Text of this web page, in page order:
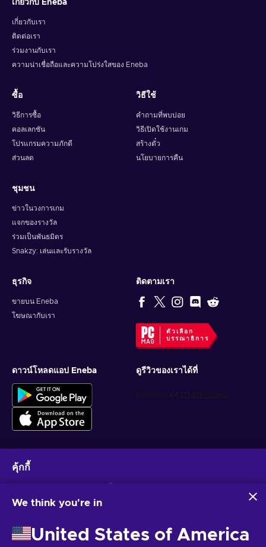
เกี่ยวกับ Eneba
เกี่ยวกับเรา
ติดต่อเรา
ร่วมงานกับเรา
ความน่าเชื่อถือและความโปร่งใสของ Eneba
ซื้อ
วิธีการซื้อ
คอลเลกชัน
โปรแกรมความภักดี
ส่วนลด
วิธีใช้
คำถามที่พบบ่อย
วิธีเปิดใช้งานเกม
สร้างตั๋ว
นโยบายการคืน
ชุมชน
ข่าวในวงการเกม
แจกของรางวัล
ร่วมเป็นพันธมิตร
Snakzy: เล่นและรับรางวัล
ธุรกิจ
ขายบน Eneba
โฆษณากับเรา
ติดตามเรา
ตัวเลือก
บรรณาธิการ
ดาวน์โหลดแอป Eneba ดูรีวิวของเราได้ที่
ข้อมูลเพิ่มเติม
คุ้กกี้
รวบรวมและวิเคราะห์ข้อมูลเกี่ยวกับผู้ใช้เว็บไซต์นี้ เราใช้ข้อมูลนี้เพื่อ
บุคคลของคุณอาจถูกนำไปใช้เพื่อปรับแต่งโฆษณา
การคลิก 'ยอมรับทั้งหมด' หมายความว่าคุณยินยอมให้ Eneba และ
We think you're in
United States of America